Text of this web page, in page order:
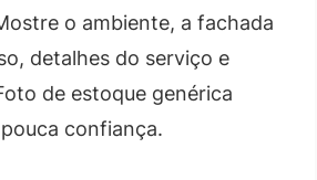
o ambiente, a fachada
detalhes do serviço e
de estoque genérica
confiança.